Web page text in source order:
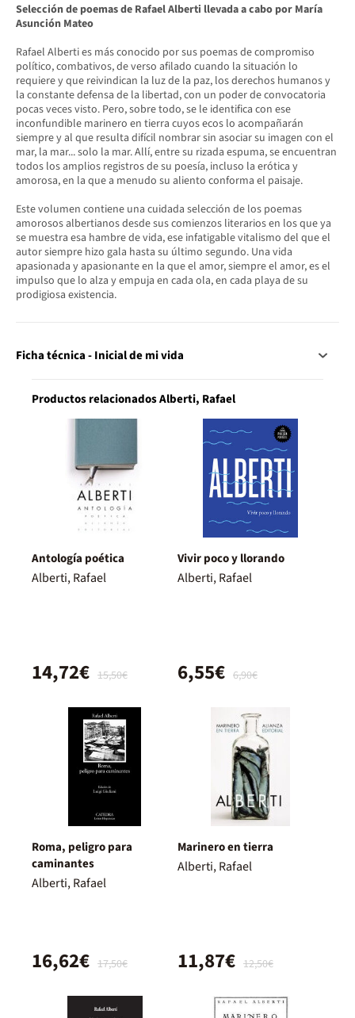
Selección de poemas de Rafael Alberti llevada a cabo por María
Asunción Mateo
Rafael Alberti es más conocido por sus poemas de compromiso
político, combativos, de verso afilado cuando la situación lo
requiere y que reivindican la luz de la paz, los derechos humanos y
la constante defensa de la libertad, con un poder de convocatoria
pocas veces visto. Pero, sobre todo, se le identifica con ese
inconfundible marinero en tierra cuyos ecos lo acompañarán
siempre y al que resulta difícil nombrar sin asociar su imagen con el
mar, la mar... solo la mar. Allí, entre su rizada espuma, se encuentran
todos los amplios registros de su poesía, incluso la erótica y
amorosa, en la que a menudo su aliento conforma el paisaje.
Este volumen contiene una cuidada selección de los poemas
amorosos albertianos desde sus comienzos literarios en los que ya
se muestra esa hambre de vida, ese infatigable vitalismo del que el
autor siempre hizo gala hasta su último segundo. Una vida
apasionada y apasionante en la que el amor, siempre el amor, es el
impulso que lo alza y empuja en cada ola, en cada playa de su
prodigiosa existencia.
Ficha técnica - Inicial de mi vida
Productos relacionados Alberti, Rafael
Antología poética
Alberti, Rafael
15,50€
14,72€
Vivir poco y llorando
Alberti, Rafael
6,90€
6,55€
Roma, peligro para
caminantes
Alberti, Rafael
17,50€
16,62€
Marinero en tierra
Alberti, Rafael
12,50€
11,87€